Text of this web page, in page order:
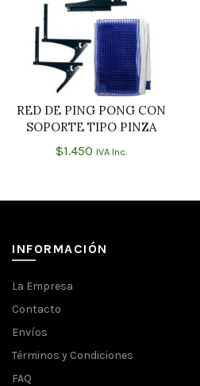
AÑADIR AL CARRITO
RED DE PING PONG CON
SOPORTE TIPO PINZA
$1.450 IVA Inc.
INFORMACIÓN
La Empresa
Contacto
Envíos
Términos y Condiciones
FAQ